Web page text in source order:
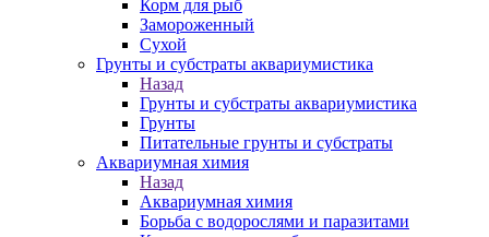
Корм для рыб
Замороженный
Сухой
Грунты и субстраты аквариумистика
Назад
Грунты и субстраты аквариумистика
Грунты
Питательные грунты и субстраты
Аквариумная химия
Назад
Аквариумная химия
Борьба с водорослями и паразитами